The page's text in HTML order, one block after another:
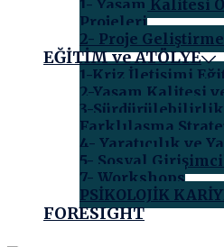
1- Yaşam Kalitesi
Projeleri
2- Proje
EĞİTİM ve ATÖLYE
1-Kriz İletişimi
2-Yaşam Kalitesi
3-
Farklılaşma
4- Yaratıcılık ve
5- Sosyal
7- Workshops
PSİKOLOJİK
FORESIGHT